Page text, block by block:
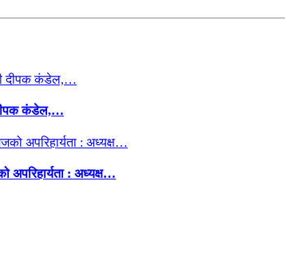
दीपक कंडेल,…
अपरिहार्यता : अध्यक्ष…